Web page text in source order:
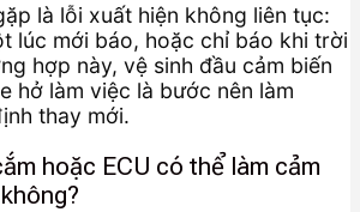
là lỗi xuất hiện không liên tục:
lúc mới báo, hoặc chỉ báo khi trời
hợp này, vệ sinh đầu cảm biến
hở làm việc là bước nên làm
thay mới.
hoặc ECU có thể làm cảm